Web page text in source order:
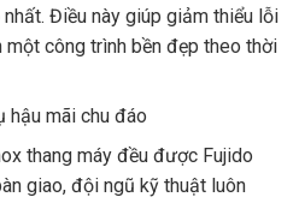
Điều này giúp giảm thiểu lỗi
công trình bền đẹp theo thời
hậu mãi chu đáo
thang máy đều được Fujido
giao, đội ngũ kỹ thuật luôn